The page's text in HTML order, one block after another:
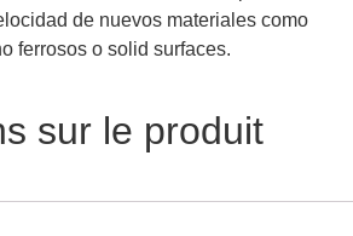
de nuevos materiales como
ferrosos o solid surfaces.
sur le produit